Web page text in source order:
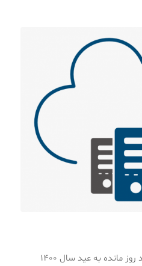
در هفته های گذشته، تنها چند روز مانده به عید سال ۱۴۰۰